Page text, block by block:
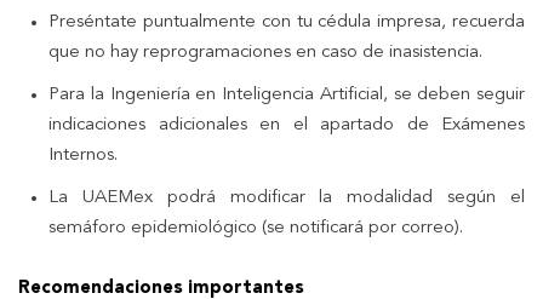
Preséntate puntualmente con tu cédula impresa, recuerda
que no hay reprogramaciones en caso de inasistencia.
Para la Ingeniería en Inteligencia Artificial, se deben seguir
indicaciones adicionales en el apartado de Exámenes
Internos.
La UAEMex podrá modificar la modalidad según el
semáforo epidemiológico (se notificará por correo).
Recomendaciones importantes